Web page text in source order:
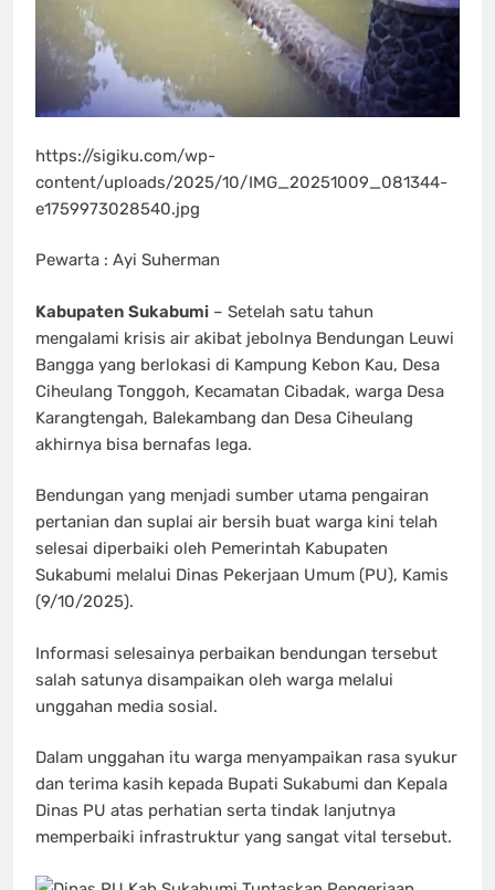
https://sigiku.com/wp-
content/uploads/2025/10/IMG_20251009_081344-
e1759973028540.jpg
Pewarta : Ayi Suherman
Kabupaten Sukabumi – Setelah satu tahun
mengalami krisis air akibat jebolnya Bendungan Leuwi
Bangga yang berlokasi di Kampung Kebon Kau, Desa
Ciheulang Tonggoh, Kecamatan Cibadak, warga Desa
Karangtengah, Balekambang dan Desa Ciheulang
akhirnya bisa bernafas lega.
Bendungan yang menjadi sumber utama pengairan
pertanian dan suplai air bersih buat warga kini telah
selesai diperbaiki oleh Pemerintah Kabupaten
Sukabumi melalui Dinas Pekerjaan Umum (PU), Kamis
(9/10/2025).
Informasi selesainya perbaikan bendungan tersebut
salah satunya disampaikan oleh warga melalui
unggahan media sosial.
Dalam unggahan itu warga menyampaikan rasa syukur
dan terima kasih kepada Bupati Sukabumi dan Kepala
Dinas PU atas perhatian serta tindak lanjutnya
memperbaiki infrastruktur yang sangat vital tersebut.